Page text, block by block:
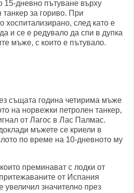
15-дневно пътуване върху
за гориво. При
хоспитализирано, след като е
и се е редувало да спи в дупка
мъже, с които е пътувало.
същата година четирима мъже
на норвежки петролен танкер,
от Лагос в Лас Палмас.
мъжете се криели в
по време на 10-дневното му
преминават с лодки от
от Испания
увеличил значително през